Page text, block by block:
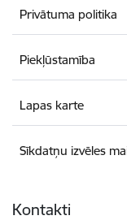
Privātuma politika
Piekļūstamība
Lapas karte
Sīkdatņu izvēles
Kontakti